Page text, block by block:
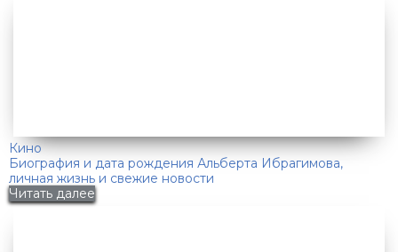
Кино
Биография и дата рождения Альберта Ибрагимова,
личная жизнь и свежие новости
Читать далее